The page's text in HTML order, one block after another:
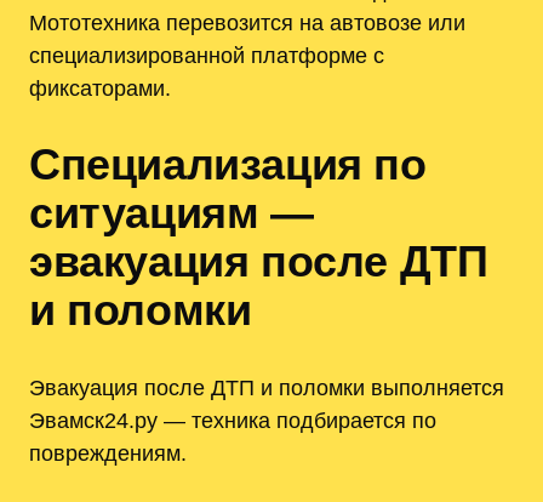
Мототехника перевозится на автовозе или
специализированной платформе с
фиксаторами.
Специализация по
ситуациям —
эвакуация после ДТП
и поломки
Эвакуация после ДТП и поломки выполняется
Эвамск24.ру — техника подбирается по
повреждениям.